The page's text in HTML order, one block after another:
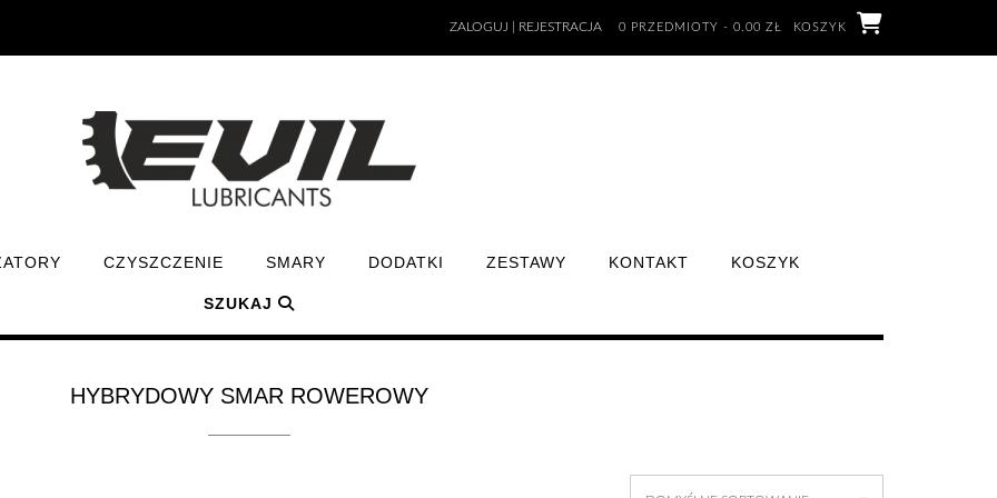
ZALOGUJ | REJESTRACJA 0 PRZEDMIOTY - 0.00 ZŁ KOSZYK
CZYSZCZENIE SMARY DODATKI ZESTAWY KONTAKT KOSZYK
SZUKAJ
HYBRYDOWY SMAR ROWEROWY